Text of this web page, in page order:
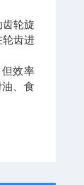
轮旋
齿进
效率
、食